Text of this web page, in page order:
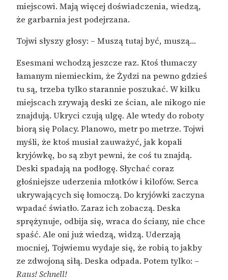
miejscowi. Mają więcej doświadczenia, wiedzą,
że garbarnia jest podejrzana.
Tojwi słyszy głosy: – Muszą tutaj być, muszą…
Esesmani wchodzą jeszcze raz. Ktoś tłumaczy
łamanym niemieckim, że Żydzi na pewno gdzieś
tu są, trzeba tylko starannie poszukać. W kilku
miejscach zrywają deski ze ścian, ale nikogo nie
znajdują. Ukryci czują ulgę. Ale wtedy do roboty
biorą się Polacy. Planowo, metr po metrze. Tojwi
myśli, że ktoś musiał zauważyć, jak kopali
kryjówkę, bo są zbyt pewni, że coś tu znajdą.
Deski spadają na podłogę. Słychać coraz
głośniejsze uderzenia młotków i kilofów. Serca
ukrywających się łomoczą. Do kryjówki zaczyna
wpadać światło. Zaraz ich zobaczą. Deska
sprężynuje, odbija się, wraca do ściany, nie chce
spaść. Ale oni już wiedzą, widzą. Uderzają
mocniej, Tojwiemu wydaje się, że robią to jakby
ze zdwojoną siłą. Deska odpada. Potem tylko: –
Raus! Schnell!